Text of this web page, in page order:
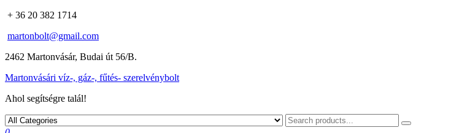
+ 36 20 382 1714
martonbolt@gmail.com
2462 Martonvásár, Budai út 56/B.
Martonvásári víz-, gáz-, fűtés- szerelvénybolt
Ahol segítségre talál!